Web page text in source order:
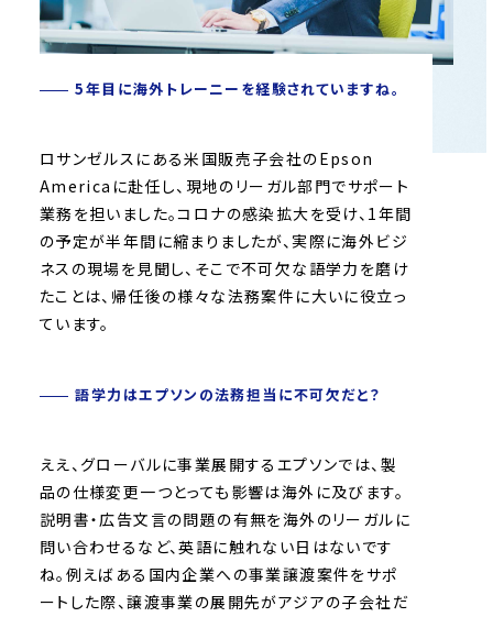
5年目に海外トレーニーを経験されていますね。
ロサンゼルスにある米国販売子会社のEpson
Americaに赴任し、現地のリーガル部門でサポート
業務を担いました。コロナの感染拡大を受け、1年間
の予定が半年間に縮まりましたが、実際に海外ビジ
ネスの現場を見聞し、そこで不可欠な語学力を磨け
たことは、帰任後の様々な法務案件に大いに役立っ
ています。
語学力はエプソンの法務担当に不可欠だと？
ええ、グローバルに事業展開するエプソンでは、製
品の仕様変更一つとっても影響は海外に及びます。
説明書・広告文言の問題の有無を海外のリーガルに
問い合わせるなど、英語に触れない日はないです
ね。例えばある国内企業への事業譲渡案件をサポ
ートした際、譲渡事業の展開先がアジアの子会社だ